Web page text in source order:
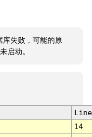
库失败，可能的原
启动。
Line
14